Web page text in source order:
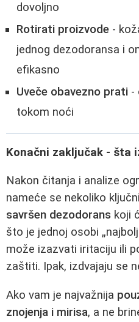
dovoljno
Rotirati proizvode -
jednog dezodoransa i
efikasno
Uveče obavezno prati -
tokom noći
Konačni zaključak - šta
Nakon čitanja i analize
nameće se nekoliko
savršen dezodorans koji
što je jednoj osobi
može izazvati iritaciju ili
zaštiti. Ipak, izdvajaju se
Ako vam je najvažnija
znojenja i mirisa, a ne